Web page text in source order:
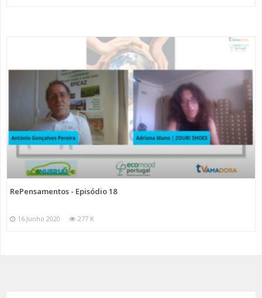
RePensamentos - Episódio 18
16 Junho 2020 277 K